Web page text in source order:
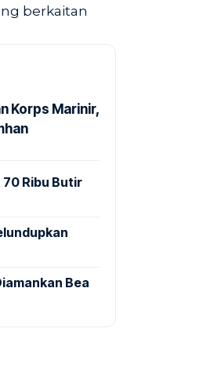
berkaitan
Korps Marinir,
70 Ribu Butir
Bea